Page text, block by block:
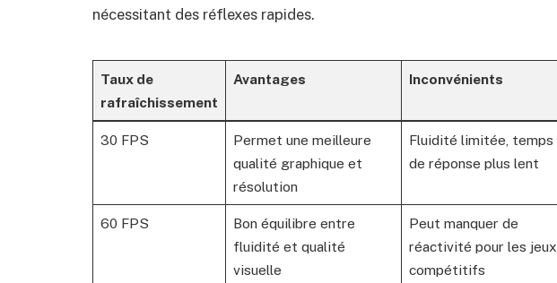
nécessitant des réflexes rapides.
Taux de
rafraîchissement
Avantages Inconvénients
30 FPS
Permet une meilleure
qualité graphique et
résolution
Fluidité limitée, temps
de réponse plus lent
60 FPS
Bon équilibre entre
fluidité et qualité
visuelle
Peut manquer de
réactivité pour les jeux
compétitifs